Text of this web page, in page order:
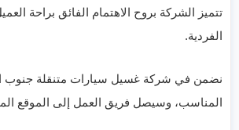
تتميز الشركة بروح الاهتمام الفائق براحة
الفردية.
نضمن في شركة غسيل سيارات متنقلة جنوب
المناسب، وسيصل فريق العمل إلى الموقع